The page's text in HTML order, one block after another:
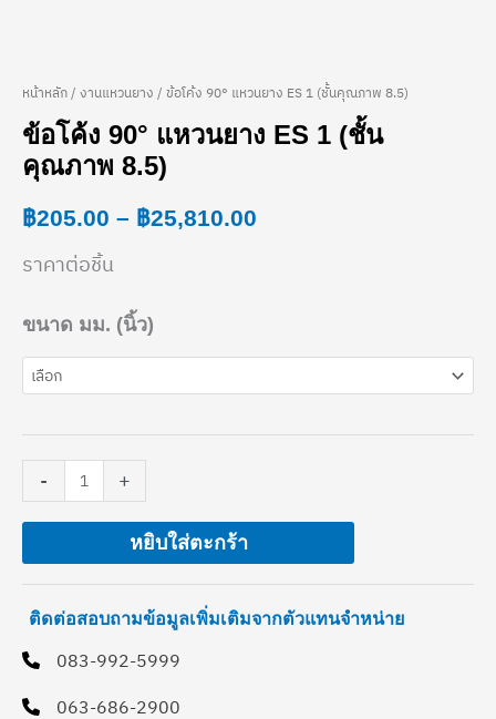
หน้าหลัก / งานแหวนยาง / ข้อโค้ง 90° แหวนยาง ES 1 (ชั้นคุณภาพ 8.5)
ข้อโค้ง 90° แหวนยาง ES 1 (ชั้น
คุณภาพ 8.5)
฿205.00 – ฿25,810.00
Price
range:
ราคาต่อชิ้น
ขนาด มม. (นิ้ว)
-
จำนวน
ข้อ
โค้ง
90°
แหวน
ES
1
คุณภาพ
8.5)
+
หยิบใส่ตะกร้า
ติดต่อสอบถามข้อมูลเพิ่มเติมจากตัวแทนจำหน่าย
083-992-5999
063-686-2900